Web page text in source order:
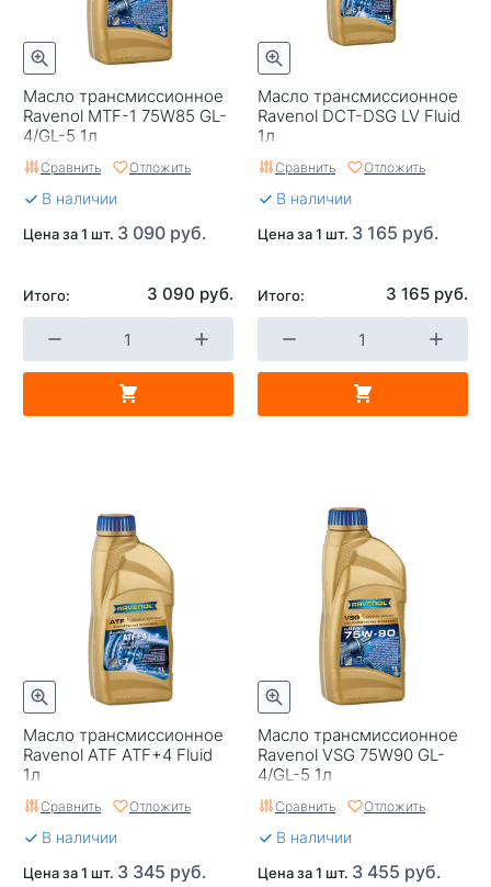
Масло трансмиссионное
Ravenol MTF-1 75W85 GL-
4/GL-5 1л
Сравнить Отложить
В наличии
Цена за 1 шт. 3 090 руб.
Итого: 3 090 руб.
Масло трансмиссионное
Ravenol DCT-DSG LV Fluid
1л
Сравнить Отложить
В наличии
Цена за 1 шт. 3 165 руб.
Итого: 3 165 руб.
Масло трансмиссионное
Ravenol ATF ATF+4 Fluid
1л
Сравнить Отложить
В наличии
Цена за 1 шт. 3 345 руб.
Масло трансмиссионное
Ravenol VSG 75W90 GL-
4/GL-5 1л
Сравнить Отложить
В наличии
Цена за 1 шт. 3 455 руб.